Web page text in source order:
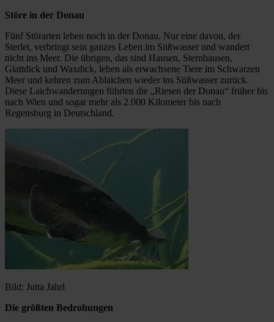
Störe in der Donau
Fünf Störarten leben noch in der Donau. Nur eine davon, der
Sterlet, verbringt sein ganzes Leben im Süßwasser und wandert
nicht ins Meer. Die übrigen, das sind Hausen, Sternhausen,
Glattdick und Waxdick, leben als erwachsene Tiere im Schwarzen
Meer und kehren zum Ablaichen wieder ins Süßwasser zurück.
Diese Laichwanderungen führten die „Riesen der Donau“ früher bis
nach Wien und sogar mehr als 2.000 Kilometer bis nach
Regensburg in Deutschland.
Bild: Jutta Jahrl
Die größten Bedrohungen